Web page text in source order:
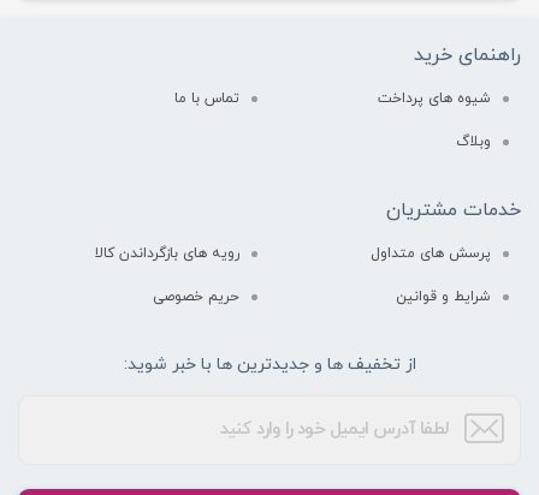
راهنمای خرید
شیوه های پرداخت تماس با ما
وبلاگ
خدمات مشتریان
پرسش های متداول رویه های بازگرداندن کالا
شرایط و قوانین حریم خصوصی
از تخفیف ها و جدیدترین ها با خبر شوید: